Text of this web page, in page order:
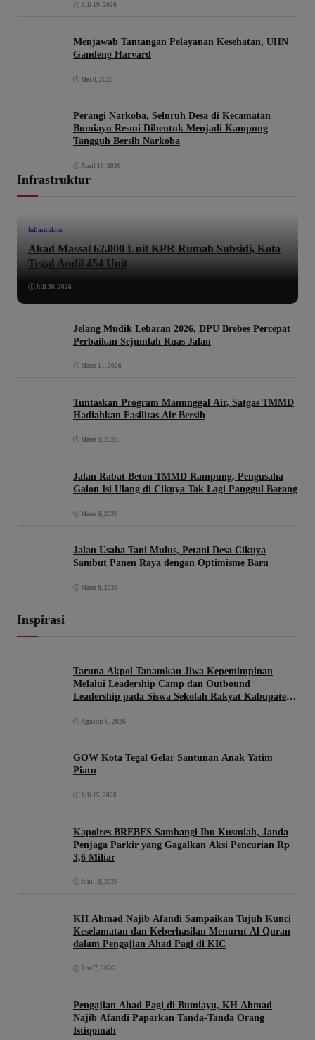
Juli 19, 2026
Menjawab Tantangan Pelayanan Kesehatan, UHN
Gandeng Harvard
Mei 8, 2026
Perangi Narkoba, Seluruh Desa di Kecamatan
Bumiayu Resmi Dibentuk Menjadi Kampung
Tangguh Bersih Narkoba
April 16, 2026
Infrastruktur
Infrastruktur
Akad Massal 62.000 Unit KPR Rumah Subsidi, Kota
Tegal Andil 454 Unit
Juli 30, 2026
Jelang Mudik Lebaran 2026, DPU Brebes Percepat
Perbaikan Sejumlah Ruas Jalan
Maret 11, 2026
Tuntaskan Program Manunggal Air, Satgas TMMD
Hadiahkan Fasilitas Air Bersih
Maret 8, 2026
Jalan Rabat Beton TMMD Rampung, Pengusaha
Galon Isi Ulang di Cikuya Tak Lagi Panggul Barang
Maret 8, 2026
Jalan Usaha Tani Mulus, Petani Desa Cikuya
Sambut Panen Raya dengan Optimisme Baru
Maret 8, 2026
Inspirasi
Taruna Akpol Tanamkan Jiwa Kepemimpinan
Melalui Leadership Camp dan Outbound
Leadership pada Siswa Sekolah Rakyat Kabupaten
Agustus 6, 2026
GOW Kota Tegal Gelar Santunan Anak Yatim
Piatu
Juli 15, 2026
Kapolres BREBES Sambangi Ibu Kusmiah, Janda
Penjaga Parkir yang Gagalkan Aksi Pencurian Rp
3,6 Miliar
Juni 18, 2026
KH Ahmad Najib Afandi Sampaikan Tujuh Kunci
Keselamatan dan Keberhasilan Menurut Al Quran
dalam Pengajian Ahad Pagi di KIC
Juni 7, 2026
Pengajian Ahad Pagi di Bumiayu, KH Ahmad
Najib Afandi Paparkan Tanda-Tanda Orang
Istiqomah